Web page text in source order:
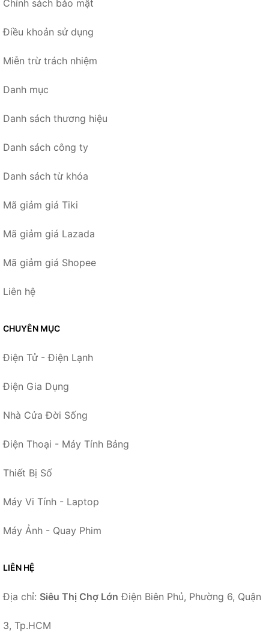
Chính sách bảo mật
Điều khoản sử dụng
Miễn trừ trách nhiệm
Danh mục
Danh sách thương hiệu
Danh sách công ty
Danh sách từ khóa
Mã giảm giá Tiki
Mã giảm giá Lazada
Mã giảm giá Shopee
Liên hệ
CHUYÊN MỤC
Điện Tử - Điện Lạnh
Điện Gia Dụng
Nhà Cửa Đời Sống
Điện Thoại - Máy Tính Bảng
Thiết Bị Số
Máy Vi Tính - Laptop
Máy Ảnh - Quay Phim
LIÊN HỆ
Địa chỉ: Siêu Thị Chợ Lớn Điện Biên Phủ, Phường 6, Quận
3, Tp.HCM